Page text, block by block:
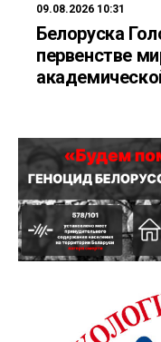
09.08.2026 10:31
Белоруска
первенстве